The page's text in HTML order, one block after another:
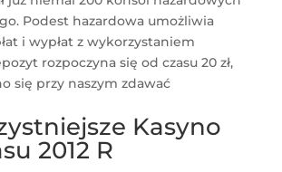
Podest hazardowa umożliwia
i wypłat z wykorzystaniem
rozpoczyna się od czasu 20 zł,
się przy naszym zdawać
Kasyno
2012 R